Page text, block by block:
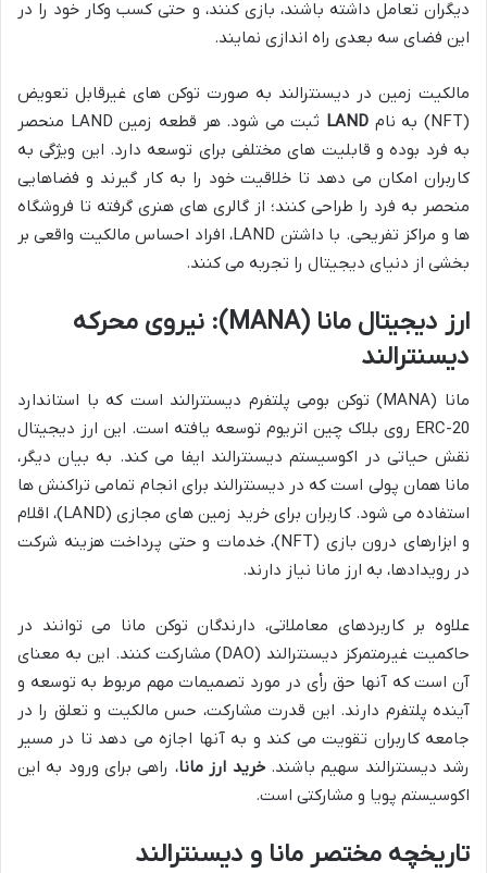
دیگران تعامل داشته باشند، بازی کنند، و حتی کسب وکار خود را در
این فضای سه بعدی راه اندازی نمایند.
مالکیت زمین در دیسنترالند به صورت توکن های غیرقابل تعویض
(NFT) به نام
LAND
ثبت می شود. هر قطعه زمین LAND منحصر
به فرد بوده و قابلیت های مختلفی برای توسعه دارد. این ویژگی به
کاربران امکان می دهد تا خلاقیت خود را به کار گیرند و فضاهایی
منحصر به فرد را طراحی کنند؛ از گالری های هنری گرفته تا فروشگاه
ها و مراکز تفریحی. با داشتن LAND، افراد احساس مالکیت واقعی بر
بخشی از دنیای دیجیتال را تجربه می کنند.
ارز دیجیتال مانا (MANA): نیروی محرکه
دیسنترالند
مانا (MANA) توکن بومی پلتفرم دیسنترالند است که با استاندارد
ERC-20 روی بلاک چین اتریوم توسعه یافته است. این ارز دیجیتال
نقش حیاتی در اکوسیستم دیسنترالند ایفا می کند. به بیان دیگر،
مانا همان پولی است که در دیسنترالند برای انجام تمامی تراکنش ها
استفاده می شود. کاربران برای خرید زمین های مجازی (LAND)، اقلام
و ابزارهای درون بازی (NFT)، خدمات و حتی پرداخت هزینه شرکت
در رویدادها، به ارز مانا نیاز دارند.
علاوه بر کاربردهای معاملاتی، دارندگان توکن مانا می توانند در
حاکمیت غیرمتمرکز دیسنترالند (DAO) مشارکت کنند. این به معنای
آن است که آنها حق رأی در مورد تصمیمات مهم مربوط به توسعه و
آینده پلتفرم دارند. این قدرت مشارکت، حس مالکیت و تعلق را در
جامعه کاربران تقویت می کند و به آنها اجازه می دهد تا در مسیر
رشد دیسنترالند سهیم باشند.خرید ارز مانا، راهی برای ورود به این
اکوسیستم پویا و مشارکتی است.
تاریخچه مختصر مانا و دیسنترالند